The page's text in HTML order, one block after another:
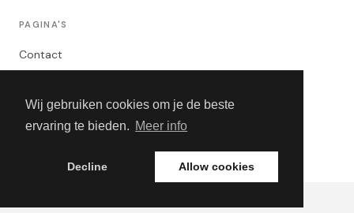
Wij gebruiken cookies om je de beste
ervaring te bieden. Meer info
Decline Allow cookies
PAGINA'S
Contact
Algemene Voorwaarden
Adverteren